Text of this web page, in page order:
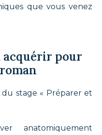
que vous venez
acquérir pour
stage « Préparer et
anatomiquement